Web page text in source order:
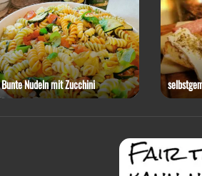
Bunte Nudeln mit Zucchini